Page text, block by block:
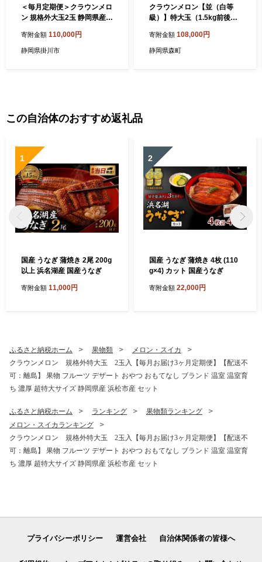
＜毎月定期便＞クラウンメロ
ン 規格外大玉2玉 静岡県産
届け＞ 全3回【4012630】
寄附金額 110,000円
静岡県掛川市
クラウンメロン【並（白等
級）】特大玉（1.5kg前後）
ン青肉 最高峰 上品な甘み と
ろける 柔らかな食感 高級メ
寄附金額 108,000円
静岡県森町
この自治体のおすすめ返礼品
1
国産 うなぎ 蒲焼き 2尾 200g
以上 浜名湖産 国産うなぎ
寄附金額 11,000円
2
国産 うなぎ 蒲焼き 4枚 (110
g×4) カット 国産うなぎ
寄附金額 22,000円
ふるさと納税ホーム 果物類
メロン・スイカ
クラウンメロン 規格外特大玉 2玉入【毎月お届け3ヶ月定期便】【配送不
可：離島】 果物 フルーツ デザート おやつ おもてなし ブランド 温室 温室育
ち 濃厚 超特大サイズ 静岡県産 浜松市産 セット
ふるさと納税ホーム ランキング
果物類ランキング
メロン・スイカランキング
クラウンメロン 規格外特大玉 2玉入【毎月お届け3ヶ月定期便】【配送不
可：離島】 果物 フルーツ デザート おやつ おもてなし ブランド 温室 温室育
ち 濃厚 超特大サイズ 静岡県産 浜松市産 セット
プライバシーポリシー 運営会社 自治体関係者の皆様へ